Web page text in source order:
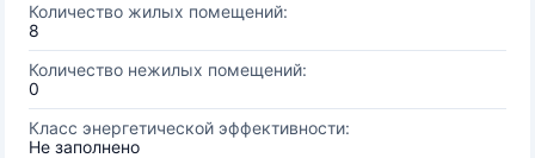
Количество жилых помещений:
8
Количество нежилых помещений:
0
Класс энергетической эффективности:
Не заполнено